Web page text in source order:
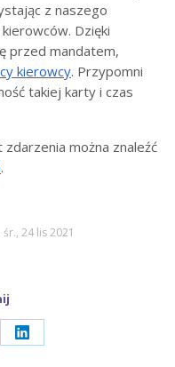
z naszego
Dzięki
przed mandatem,
kierowcy. Przypomni
takiej karty i czas
można znaleźć
.
śr., 24 lis 2021
Share